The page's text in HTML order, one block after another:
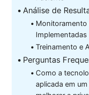
Análise de
Implementadas
Treinamento e
Perguntas
Como a
aplicada em